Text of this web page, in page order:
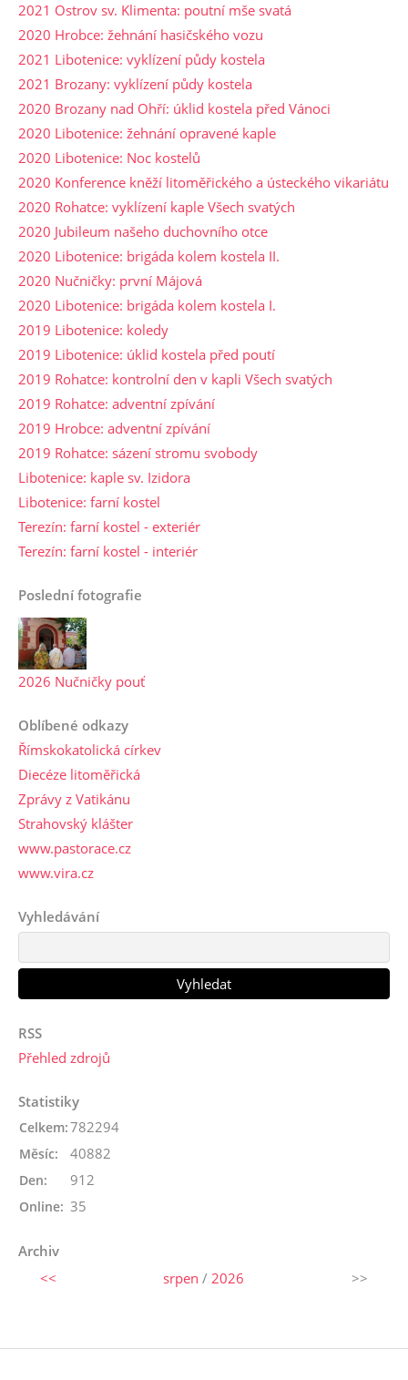
2021 Ostrov sv. Klimenta: poutní mše svatá
2020 Hrobce: žehnání hasičského vozu
2021 Libotenice: vyklízení půdy kostela
2021 Brozany: vyklízení půdy kostela
2020 Brozany nad Ohří: úklid kostela před Vánoci
2020 Libotenice: žehnání opravené kaple
2020 Libotenice: Noc kostelů
2020 Konference kněží litoměřického a ústeckého vikariátu
2020 Rohatce: vyklízení kaple Všech svatých
2020 Jubileum našeho duchovního otce
2020 Libotenice: brigáda kolem kostela II.
2020 Nučničky: první Májová
2020 Libotenice: brigáda kolem kostela I.
2019 Libotenice: koledy
2019 Libotenice: úklid kostela před poutí
2019 Rohatce: kontrolní den v kapli Všech svatých
2019 Rohatce: adventní zpívání
2019 Hrobce: adventní zpívání
2019 Rohatce: sázení stromu svobody
Libotenice: kaple sv. Izidora
Libotenice: farní kostel
Terezín: farní kostel - exteriér
Terezín: farní kostel - interiér
Poslední fotografie
2026 Nučničky pouť
Oblíbené odkazy
Římskokatolická církev
Diecéze litoměřická
Zprávy z Vatikánu
Strahovský klášter
www.pastorace.cz
www.vira.cz
Vyhledávání
RSS
Přehled zdrojů
Statistiky
Online: 35
Celkem:782294
Měsíc: 40882
Den: 912
Archiv
<<
srpen / 2026 >>